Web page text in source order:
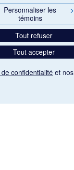
Personnaliser les
témoins
>
Tout refuser
Tout accepter
confidentialité et nos